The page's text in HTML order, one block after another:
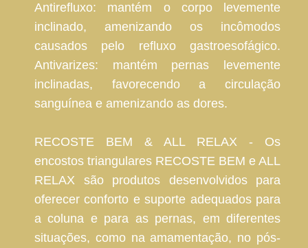
Antirefluxo: mantém o corpo levemente
inclinado, amenizando os incômodos
causados pelo refluxo gastroesofágico.
Antivarizes: mantém pernas levemente
inclinadas, favorecendo a circulação
sanguínea e amenizando as dores.
RECOSTE BEM & ALL RELAX - Os
encostos triangulares RECOSTE BEM e ALL
RELAX são produtos desenvolvidos para
oferecer conforto e suporte adequados para
a coluna e para as pernas, em diferentes
situações, como na amamentação, no pós-